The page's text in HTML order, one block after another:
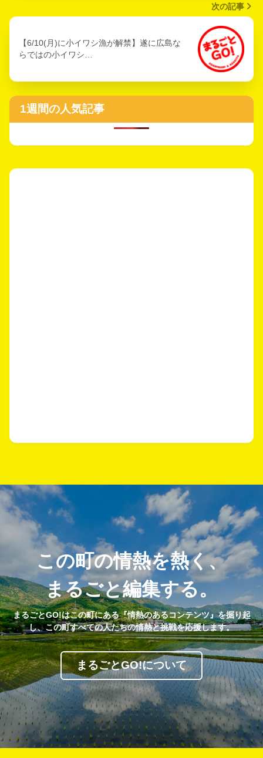
次の記事
【6/10(月)に小イワシ漁が解禁】遂に広島な
らではの小イワシ…
1週間の人気記事
この町の情熱を熱く、
まるごと編集する。
まるごとGO!はこの町にある『情熱のあるコンテンツ』を掘り起
し、この町すべての人たちの情熱と挑戦を応援します。
まるごとGO!について